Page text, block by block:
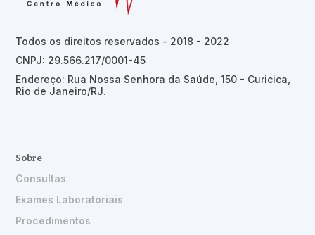
Todos os direitos reservados - 2018 - 2022
CNPJ: 29.566.217/0001-45
Endereço: Rua Nossa Senhora da Saúde, 150 - Curicica,
Rio de Janeiro/RJ.
Sobre
Consultas
Exames Laboratoriais
Procedimentos